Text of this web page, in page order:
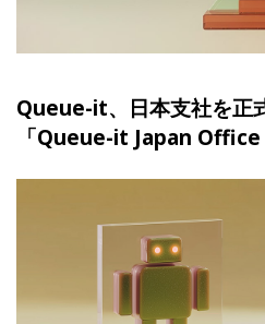
Queue-it、日本支社を正
「Queue-it Japan